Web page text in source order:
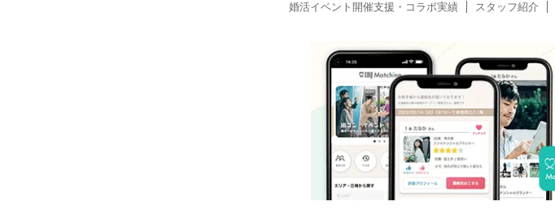
婚活イベント開催支援・コラボ実績 スタッフ紹介